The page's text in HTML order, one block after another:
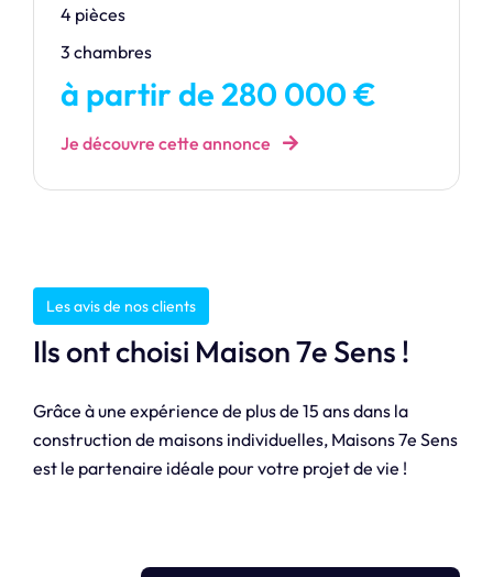
4 pièces
3 chambres
à partir de 280 000 €
Je découvre cette annonce
Les avis de nos clients
Ils ont choisi Maison 7e Sens !
Grâce à une expérience de plus de 15 ans dans la
construction de maisons individuelles, Maisons 7e Sens
est le partenaire idéale pour votre projet de vie !